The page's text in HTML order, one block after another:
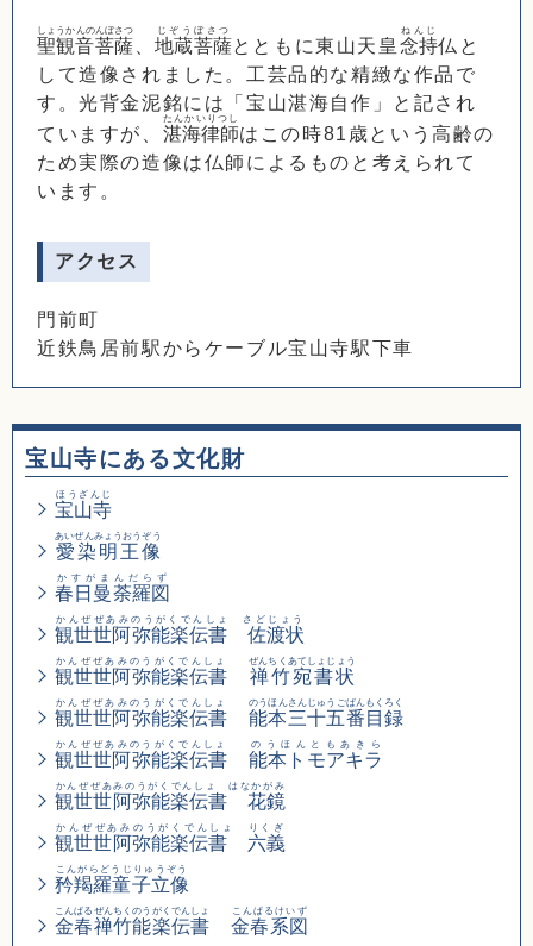
聖観音菩薩
しょうかんのんぼさつ
、地蔵菩薩
じぞうぼさつ
とともに東山天皇 念持
ねんじ
仏と
して造像されました。工芸品的な精緻な作品で
す。光背金泥銘には「宝山湛海自作」と記され
ていますが、 湛海律師
たんかいりつし
はこの時81歳という高齢の
ため実際の造像は仏師によるものと考えられて
います。
アクセス
門前町
近鉄鳥居前駅からケーブル宝山寺駅下車
宝山寺にある文化財
宝山寺
ほうざんじ
愛染明王像
あいぜんみょうおうぞう
春日曼荼羅図
かすがまんだらず
観世世阿弥能楽伝書 佐渡状
かんぜぜあみのうがくでんしょ さどじょう
観世世阿弥能楽伝書
かんぜぜあみのうがくでんしょ
禅竹宛書状
ぜんちくあてしょじょう
観世世阿弥能楽伝書
かんぜぜあみのうがくでんしょ
能本三十五番目録
のうほんさんじゅうごばんもくろく
観世世阿弥能楽伝書
かんぜぜあみのうがくでんしょ
能本トモアキラ
のうほんともあきら
観世世阿弥能楽伝書 花鏡
かんぜぜあみのうがくでんしょ はなかがみ
観世世阿弥能楽伝書 六義
かんぜぜあみのうがくでんしょ りくぎ
矜羯羅童子立像
こんがらどうじりゅうぞう
金春禅竹能楽伝書
こんぱるぜんちくのうがくでんしょ
金春系図
こんぱるけいず